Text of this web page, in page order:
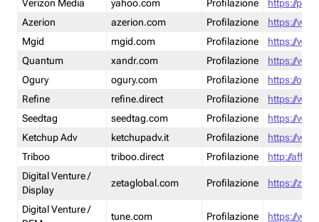
Verizon Media
yahoo.com Profilazione
https://
Azerion
azerion.com Profilazione
https://
Mgid
mgid.com Profilazione
https://
Quantum
xandr.com Profilazione
https://
Ogury
ogury.com Profilazione
https://
Refine
refine.direct Profilazione
https://
Seedtag
seedtag.com Profilazione
https://
Ketchup Adv
ketchupadv.it Profilazione
https://
Triboo
triboo.direct Profilazione
http://
Digital Venture /
Display
zetaglobal.com Profilazione https://
Digital Venture /
tune.com Profilazione https://